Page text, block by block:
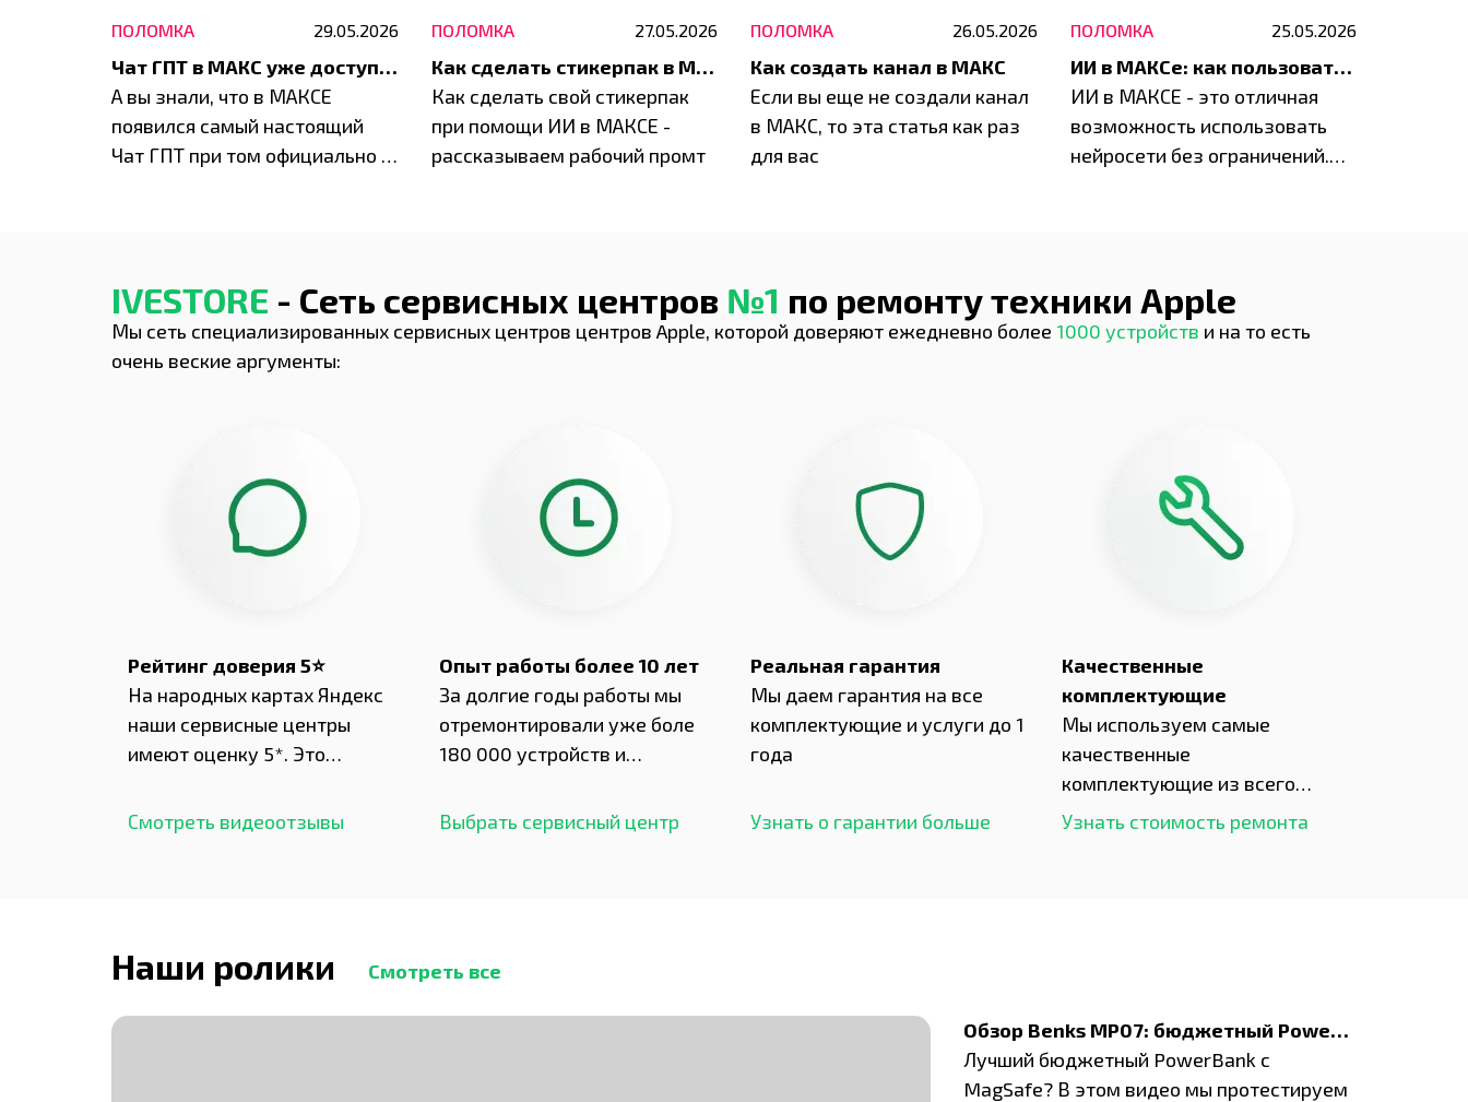
ПОЛОМКА 29.05.2026
Чат ГПТ в МАКС уже доступен всем
А вы знали, что в МАКСЕ
появился самый настоящий
Чат ГПТ при том официально и
ПОЛОМКА 27.05.2026
Как сделать стикерпак в МАКС за 5 минут
Как сделать свой стикерпак
при помощи ИИ в МАКСЕ -
рассказываем рабочий промт
ПОЛОМКА 26.05.2026
Как создать канал в МАКС
Если вы еще не создали канал
в МАКС, то эта статья как раз
для вас
ПОЛОМКА 25.05.2026
ИИ в МАКСе: как пользоваться нейросетями в MAX и что реально можно сделать уже сейчас
ИИ в МАКСЕ - это отличная
возможность использовать
нейросети без ограничений.
IVESTORE - Сеть сервисных центров №1 по ремонту техники Apple
Мы сеть специализированных сервисных центров центров Apple, которой доверяют ежедневно более 1000 устройств и на то есть
очень веские аргументы:
Рейтинг доверия 5⭐
На народных картах Яндекс
наши сервисные центры
имеют оценку 5*. Это
отзывов,
Смотреть видеоотзывы
Опыт работы более 10 лет
За долгие годы работы мы
отремонтировали уже боле
180 000 устройств и
опыт.
Выбрать сервисный центр
Реальная гарантия
Мы даем гарантия на все
комплектующие и услуги до 1
года
Узнать о гарантии больше
Качественные
комплектующие
Мы используем самые
качественные
комплектующие из всего
рынка и используем самое
Узнать стоимость ремонта
Наши ролики Смотреть все
Обзор Benks MP07: бюджетный PowerBank с MagSafe
Лучший бюджетный PowerBank с
MagSafe? В этом видео мы протестируем